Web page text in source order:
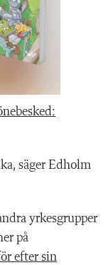
säger Edholm
yrkesgrupper
på
efter sin